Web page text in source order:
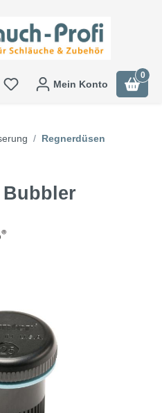
Mein Konto
0
Regnerdüsen
Bubbler